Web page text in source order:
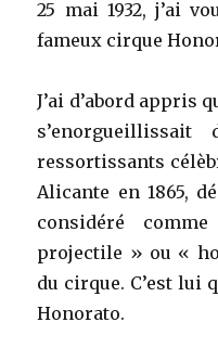
25 mai 1932, j’ai
fameux cirque
J’ai d’abord appris
ressortissants
Alicante en 1865,
considéré
projectile » ou «
du cirque. C’est lui
Honorato.